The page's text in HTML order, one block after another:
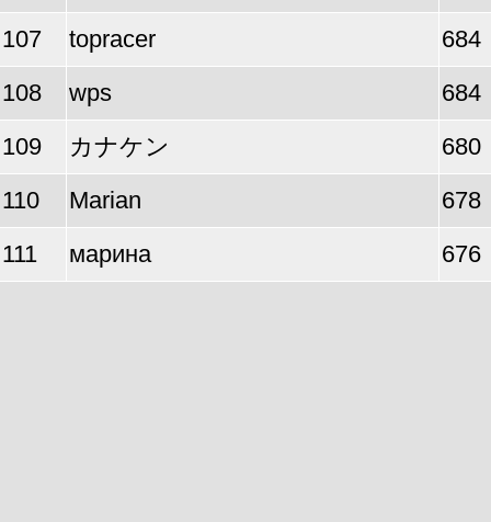
107
topracer
684
108
wps
684
109
カナケン
680
110
Marian
678
111
марина 676